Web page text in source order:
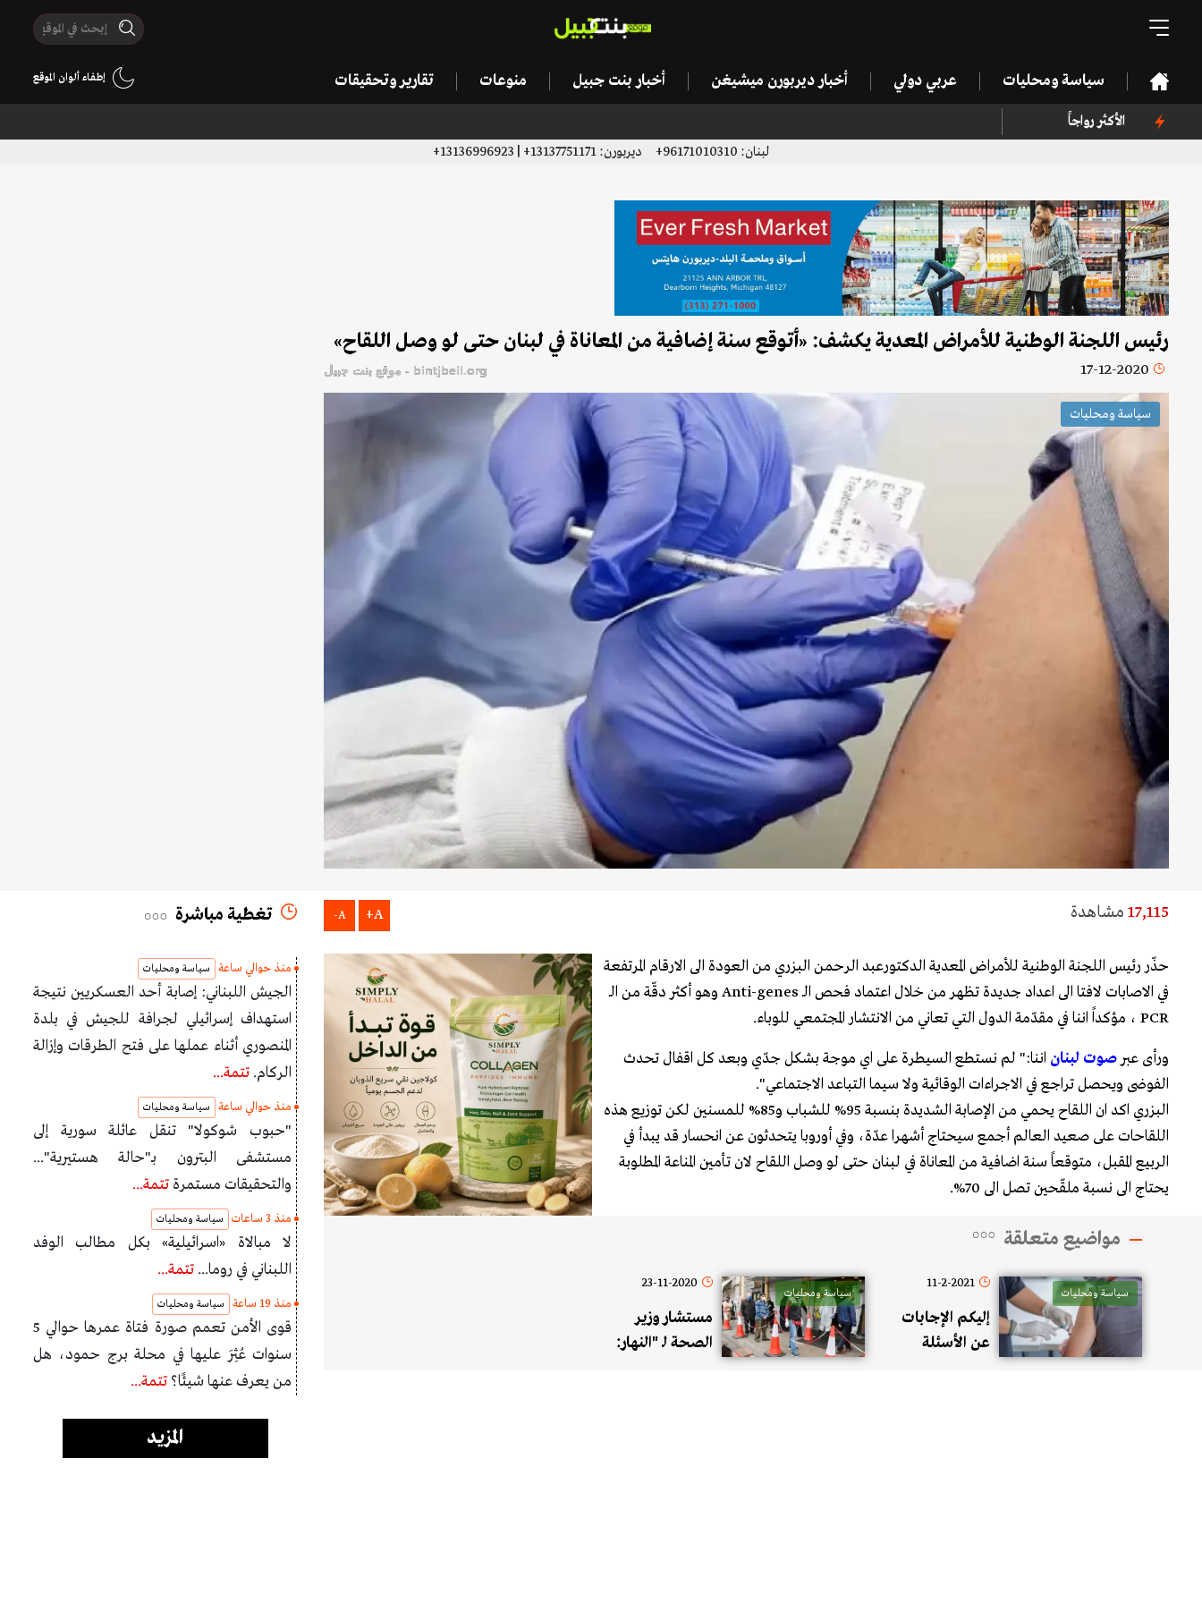
سياسة ومحليات عربي دولي أخبار ديربورن ميشيغن أخبار بنت جبيل منوعات تقارير وتحقيقات إطفاء ألوان الموقع
الأكثر رواجاً
لبنان: 96171010310+ ديربورن: 13137751171+ | 13136996923+
رئيس اللجنة الوطنية للأمراض المعدية يكشف: «أتوقع سنة إضافية من المعاناة في لبنان حتى لو وصل اللقاح»
17-12-2020 bintjbeil.org - موقع بنت جبيل
سياسة ومحليات
17,115 مشاهدة A+
A-
حذّر رئيس اللجنة الوطنية للأمراض المعدية الدكتورعبد الرحمن البزري من العودة الى الارقام المرتفعة
في الاصابات لافتا الى اعداد جديدة تظهر من خلال اعتماد فحص الـ Anti-genes وهو أكثر دقّة من الـ
PCR ، مؤكداً اننا في مقدّمة الدول التي تعاني من الانتشار المجتمعي للوباء.
ورأى عبر صوت لبنان اننا:" لم نستطع السيطرة على اي موجة بشكل جدّي وبعد كل اقفال تحدث
الفوضى ويحصل تراجع في الاجراءات الوقائية ولا سيما التباعد الاجتماعي".
البزري اكد ان اللقاح يحمي من الإصابة الشديدة بنسبة 95% للشباب و85% للمسنين لكن توزيع هذه
اللقاحات على صعيد العالم أجمع سيحتاج أشهرا عدّة، وفي أوروبا يتحدثون عن انحسار قد يبدأ في
الربيع المقبل، متوقعاً سنة اضافية من المعاناة في لبنان حتى لو وصل اللقاح لان تأمين المناعة المطلوبة
يحتاج الى نسبة ملقّحين تصل الى 70%.
مواضيع متعلقة
سياسة ومحليات
11-2-2021
إليكم الإجابات
عن الأسئلة
سياسة ومحليات
23-11-2020
مستشار وزير
الصحة لـ "النهار:
تغطية مباشرة
منذ حوالي ساعة سياسة ومحليات
الجيش اللبناني: إصابة أحد العسكريين نتيجة
استهداف إسرائيلي لجرافة للجيش في بلدة
المنصوري أثناء عملها على فتح الطرقات وإزالة
الركام. تتمة...
منذ حوالي ساعة سياسة ومحليات
"حبوب شوكولا" تنقل عائلة سورية إلى
مستشفى البترون بـ"حالة هستيرية"...
والتحقيقات مستمرة تتمة...
منذ 3 ساعات سياسة ومحليات
لا مبالاة «اسرائيلية» بكل مطالب الوفد
اللبناني في روما... تتمة...
منذ 19 ساعة سياسة ومحليات
قوى الأمن تعمم صورة فتاة عمرها حوالي 5
سنوات عُثِرَ عليها في محلة برج حمود، هل
من يعرف عنها شيئًا؟ تتمة...
المزيد